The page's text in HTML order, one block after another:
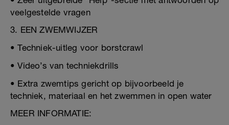
veelgestelde vragen
3. EEN ZWEMWIJZER
• Techniek-uitleg voor borstcrawl
• Video’s van techniekdrills
• Extra zwemtips gericht op bijvoorbeeld je
techniek, materiaal en het zwemmen in open water
MEER INFORMATIE: